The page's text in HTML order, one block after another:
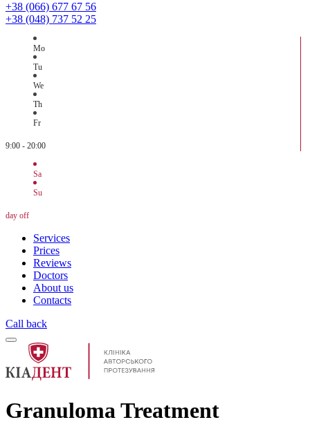
+38 (066) 677 67 56
+38 (048) 737 52 25
Mo
Tu
We
Th
Fr
9:00 - 20:00
Sa
Su
day off
Services
Prices
Reviews
Doctors
About us
Contacts
Call back
Granuloma Treatment